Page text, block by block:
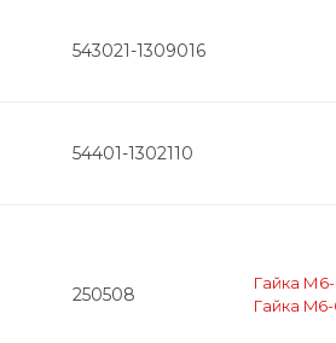
543021-1309016
54401-1302110
250508
Гайка
Гайка